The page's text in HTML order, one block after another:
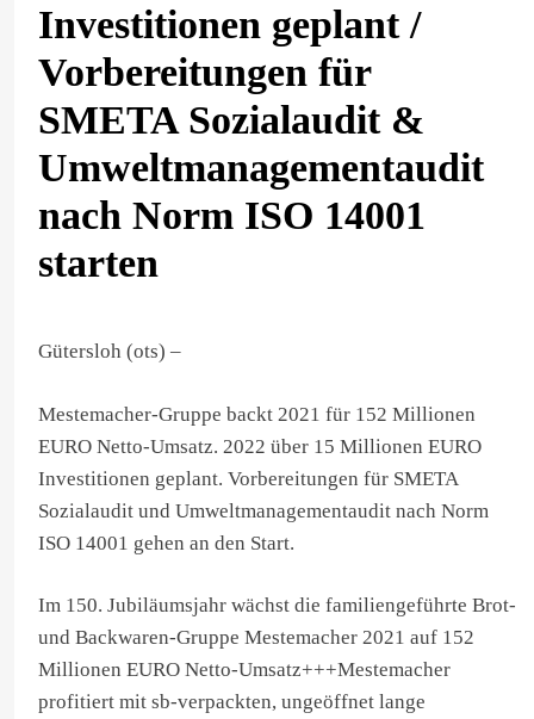
Investitionen geplant /
Vorbereitungen für
SMETA Sozialaudit &
Umweltmanagementaudit
nach Norm ISO 14001
starten
Gütersloh (ots) –
Mestemacher-Gruppe backt 2021 für 152 Millionen
EURO Netto-Umsatz. 2022 über 15 Millionen EURO
Investitionen geplant. Vorbereitungen für SMETA
Sozialaudit und Umweltmanagementaudit nach Norm
ISO 14001 gehen an den Start.
Im 150. Jubiläumsjahr wächst die familiengeführte Brot-
und Backwaren-Gruppe Mestemacher 2021 auf 152
Millionen EURO Netto-Umsatz+++Mestemacher
profitiert mit sb-verpackten, ungeöffnet lange